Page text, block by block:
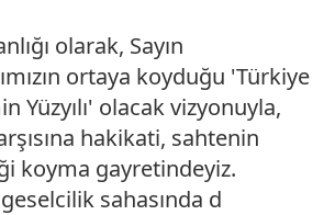
olarak, Sayın
ortaya koyduğu 'Türkiye
Yüzyılı' olacak vizyonuyla,
hakikati, sahtenin
koyma gayretindeyiz.
sahasında d